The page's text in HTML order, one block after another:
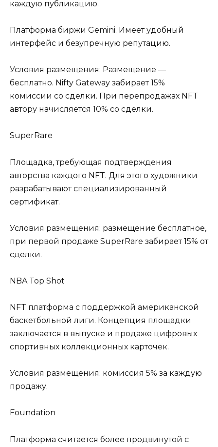
каждую публикацию.
Платформа биржи Gemini. Имеет удобный
интерфейс и безупречную репутацию.
Условия размещения: Размещение —
бесплатно. Nifty Gateway забирает 15%
комиссии со сделки. При перепродажах NFT
автору начисляется 10% со сделки.
SuperRare
Площадка, требующая подтверждения
авторства каждого NFT. Для этого художники
разрабатывают специализированный
сертификат.
Условия размещения: размещение бесплатное,
при первой продаже SuperRare забирает 15% от
сделки.
NBA Top Shot
NFT платформа с поддержкой американской
баскетбольной лиги. Концепция площадки
заключается в выпуске и продаже цифровых
спортивных коллекционных карточек.
Условия размещения: комиссия 5% за каждую
продажу.
Foundation
Платформа считается более продвинутой с